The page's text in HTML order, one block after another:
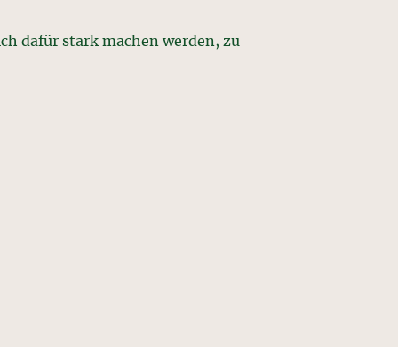
dafür stark machen werden, zu